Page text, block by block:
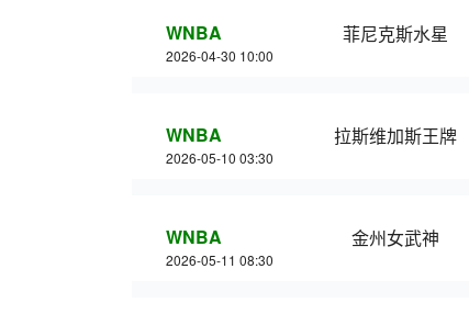
WNBA
2026-04-30 10:00
菲尼克斯水星
WNBA
2026-05-10 03:30
拉斯维加斯王牌
WNBA
2026-05-11 08:30
金州女武神